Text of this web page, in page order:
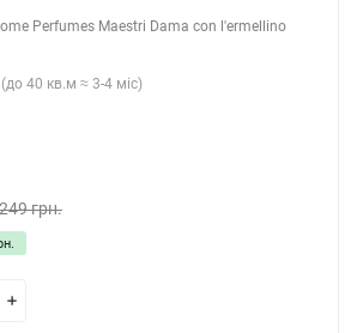
Perfumes Maestri Dama con l'ermellino
40 кв.м ≈ 3-4 міс)
грн.